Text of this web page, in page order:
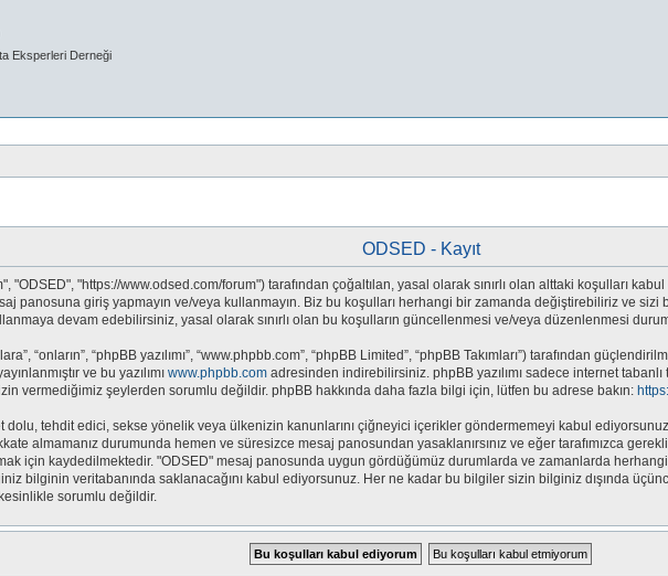
Eksperleri Derneği
ODSED - Kayıt
"ODSED", "https://www.odsed.com/forum") tarafından çoğaltılan, yasal olarak sınırlı olan alttaki koşulları
panosuna giriş yapmayın ve/veya kullanmayın. Biz bu koşulları herhangi bir zamanda değiştirebiliriz ve
devam edebilirsiniz, yasal olarak sınırlı olan bu koşulların güncellenmesi ve/veya düzenlenmesi
“onların”, “phpBB yazılımı”, “www.phpbb.com”, “phpBB Limited”, “phpBB Takımları”) tarafından
ve bu yazılımı www.phpbb.com adresinden indirebilirsiniz. phpBB yazılımı sadece internet
vermediğimiz şeylerden sorumlu değildir. phpBB hakkında daha fazla bilgi için, lütfen bu adrese bakın:
tehdit edici, sekse yönelik veya ülkenizin kanunlarını çiğneyici içerikler göndermemeyi kabul
almamanız durumunda hemen ve süresizce mesaj panosundan yasaklanırsınız ve eğer tarafımızca
için kaydedilmektedir. "ODSED" mesaj panosunda uygun gördüğümüz durumlarda ve zamanlarda herhangi
bilginin veritabanında saklanacağını kabul ediyorsunuz. Her ne kadar bu bilgiler sizin bilginiz dışında
sorumlu değildir.